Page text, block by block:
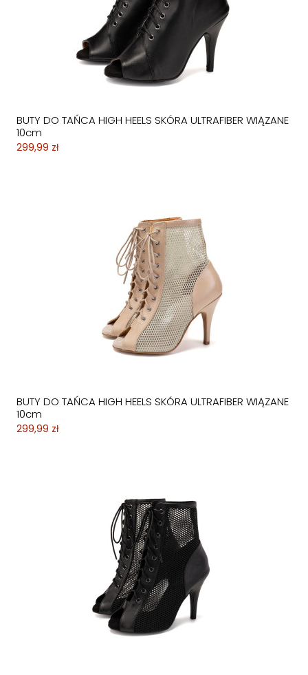
BUTY DO TAŃCA HIGH HEELS SKÓRA ULTRAFIBER WIĄZANE
10cm
299,99 zł
BUTY DO TAŃCA HIGH HEELS SKÓRA ULTRAFIBER WIĄZANE
10cm
299,99 zł